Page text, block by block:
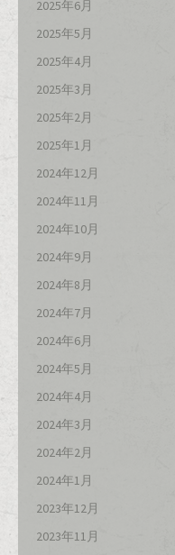
2025年6月
2025年5月
2025年4月
2025年3月
2025年2月
2025年1月
2024年12月
2024年11月
2024年10月
2024年9月
2024年8月
2024年7月
2024年6月
2024年5月
2024年4月
2024年3月
2024年2月
2024年1月
2023年12月
2023年11月